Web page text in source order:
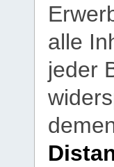
alle
jeder